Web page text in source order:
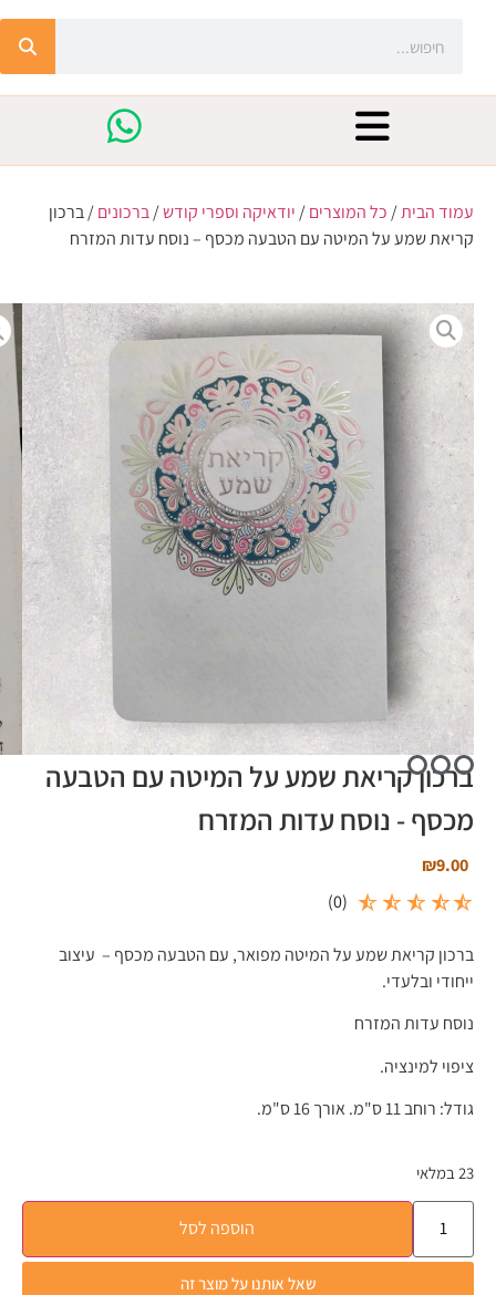
עמוד הבית/ כל המוצרים/ יודאיקה וספרי קודש/ברכונים/ ברכון
קריאת שמע על המיטה עם הטבעה מכסף – נוסח עדות המזרח
ברכון קריאת שמע על המיטה עם הטבעה
מכסף - נוסח עדות המזרח
₪9.00
(
0
)
ברכון קריאת שמע על המיטה מפואר, עם הטבעה מכסף – עיצוב
ייחודי ובלעדי.
נוסח עדות המזרח
ציפוי למינציה.
גודל: רוחב 11 ס"מ. אורך 16 ס"מ.
23 במלאי
הוספה לסל
שאל אותנו על מוצר זה